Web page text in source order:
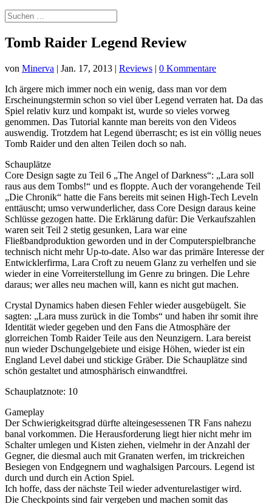
Tomb Raider Legend Review
von Minerva | Jan. 17, 2013 | Reviews | 0 Kommentare
Ich ärgere mich immer noch ein wenig, dass man vor dem
Erscheinungstermin schon so viel über Legend verraten hat. Da das
Spiel relativ kurz und kompakt ist, wurde so vieles vorweg
genommen. Das Tutorial kannte man bereits von den Videos
auswendig. Trotzdem hat Legend überrascht; es ist ein völlig neues
Tomb Raider und den alten Teilen doch so nah.
Schauplätze
Core Design sagte zu Teil 6 „The Angel of Darkness“: „Lara soll
raus aus dem Tombs!“ und es floppte. Auch der vorangehende Teil
„Die Chronik“ hatte die Fans bereits mit seinen High-Tech Leveln
enttäuscht; umso verwunderlicher, dass Core Design daraus keine
Schlüsse gezogen hatte. Die Erklärung dafür: Die Verkaufszahlen
waren seit Teil 2 stetig gesunken, Lara war eine
Fließbandproduktion geworden und in der Computerspielbranche
technisch nicht mehr Up-to-date. Also war das primäre Interesse der
Entwicklerfirma, Lara Croft zu neuem Glanz zu verhelfen und sie
wieder in eine Vorreiterstellung im Genre zu bringen. Die Lehre
daraus; wer alles neu machen will, kann es nicht gut machen.
Crystal Dynamics haben diesen Fehler wieder ausgebügelt. Sie
sagten: „Lara muss zurück in die Tombs“ und haben ihr somit ihre
Identität wieder gegeben und den Fans die Atmosphäre der
glorreichen Tomb Raider Teile aus den Neunzigern. Lara bereist
nun wieder Dschungelgebiete und eisige Höhen, wieder ist ein
England Level dabei und stickige Gräber. Die Schauplätze sind
schön gestaltet und atmosphärisch einwandtfrei.
Schauplatznote: 10
Gameplay
Der Schwierigkeitsgrad dürfte alteingesessenen TR Fans nahezu
banal vorkommen. Die Herausforderung liegt hier nicht mehr im
Schalter umlegen und Kisten ziehen, vielmehr in der Anzahl der
Gegner, die diesmal auch mit Granaten werfen, im trickreichen
Besiegen von Endgegnern und waghalsigen Parcours. Legend ist
durch und durch ein Action Spiel.
Ich hoffe, dass der nächste Teil wieder adventurelastiger wird.
Die Checkpoints sind fair vergeben und machen somit das